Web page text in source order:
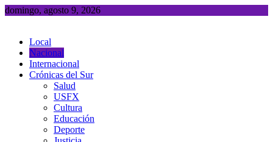
Saltar
domingo, agosto 9, 2026
Local
Nacional
Internacional
Crónicas del Sur
Salud
USFX
Cultura
Educación
Deporte